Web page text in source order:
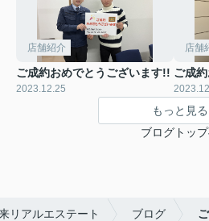
店舗紹介
ご成約おめでとうございます!!
2023.12.25
店舗
ご成
もっと見る
ブログトッ
リアルエステート ブログ